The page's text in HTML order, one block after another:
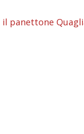
panettone